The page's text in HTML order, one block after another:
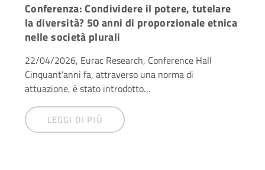
Conferenza: Condividere il potere, tutelare
la diversità? 50 anni di proporzionale etnica
nelle società plurali
22/04/2026, Eurac Research, Conference Hall
Cinquant’anni fa, attraverso una norma di
attuazione, è stato introdotto…
LEGGI DI PIÙ